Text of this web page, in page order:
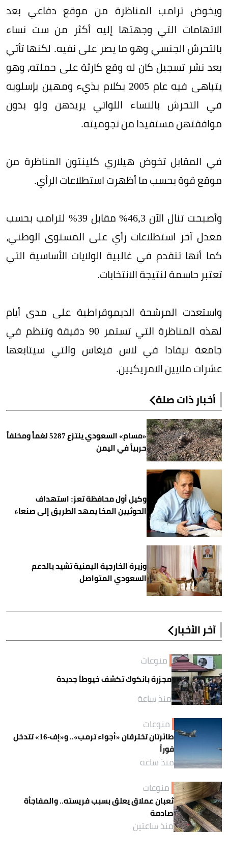
ويخوض ترامب المناظرة من موقع دفاعي بعد
الاتهامات التي وجهتها إليه أكثر من ست نساء
بالتحرش الجنسي وهو ما يصر على نفيه. لكنها تأتي
بعد نشر تسجيل كان له وقع كارثة على حملته، وهو
يتباهى فيه عام 2005 بكلام بذيء ومهين بإسلوبه
في التحرش بالنساء اللواتي يريدهن ولو بدون
موافقتهن مستفيدا من نجوميته.
في المقابل تخوض هيلاري كلينتون المناظرة من
موقع قوة بحسب ما أظهرت استطلاعات الرأي.
وأصبحت تنال الآن 46,3% مقابل 39% لترامب بحسب
معدل آخر استطلاعات رأي على المستوى الوطني،
كما أنها تتقدم في غالبية الولايات الأساسية التي
تعتبر حاسمة لنتيجة الانتخابات.
واستعدت المرشحة الديموقراطية على مدى أيام
لهذه المناظرة التي تستمر 90 دقيقة وتنظم في
جامعة نيفادا في لاس فيغاس والتي سيتابعها
عشرات ملايين الامريكيين.
أخبار ذات صلة
«مسام» السعودي ينتزع 5287 لغماً ومخلفاً
حربياً في اليمن
وكيل أول محافظة تعز: استهداف
الحوثيين المخا يمهد الطريق إلى صنعاء
وزيرة الخارجية اليمنية تشيد بالدعم
السعودي المتواصل
آخر الأخبار
منوعات
مجزرة بانكوك تكشف خيوطاً جديدة
منذ ساعة
منوعات
طائرتان تخترقان «أجواء ترمب».. و«إف-16» تتدخل
فوراً
منذ ساعة
منوعات
ثعبان عملاق يعلق بسبب فريسته.. والمفاجأة
صادمة
منذ ساعتين